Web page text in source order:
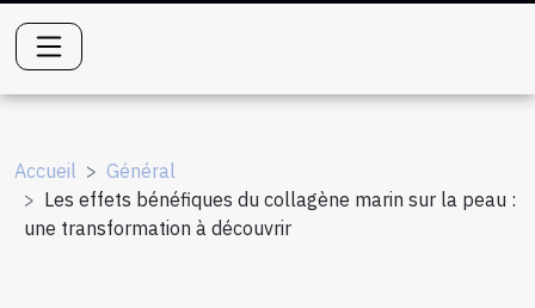
Accueil
Général
Les effets bénéfiques du collagène marin sur la peau :
une transformation à découvrir